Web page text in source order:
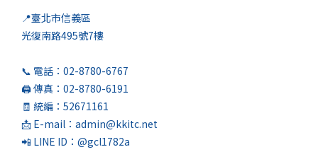
📍臺北市信義區
光復南路495號7樓
📞 電話：02-8780-6767
🖨️ 傳真：02-8780-6191
🧾 統編：52671161
📩 E-mail：admin@kkitc.net
📲 LINE ID：@gcl1782a